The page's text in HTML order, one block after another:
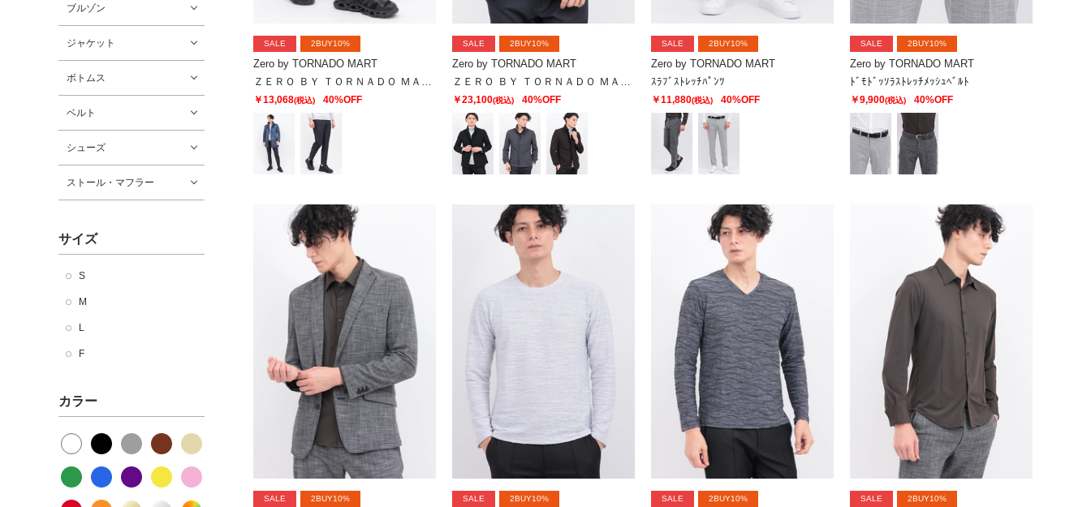
ブルゾン
ジャケット
ボトムス
ベルト
シューズ
ストール・マフラー
サイズ
S
M
L
F
カラー
SALE 2BUY10%
Zero by TORNADO MART
￥13,068(税込) 40%OFF
SALE 2BUY10%
Zero by TORNADO MART
￥23,100(税込) 40%OFF
SALE 2BUY10%
Zero by TORNADO MART
ｽﾗﾌﾞｽﾄﾚｯﾁﾊﾟﾝﾂ
￥11,880(税込) 40%OFF
SALE 2BUY10%
Zero by TORNADO MART
ﾄﾞﾓﾄﾞｯｿﾗｽﾄﾚｯﾁﾒｯｼｭﾍﾞﾙﾄ
￥9,900(税込) 40%OFF
SALE 2BUY10% SALE 2BUY10% SALE 2BUY10% SALE 2BUY10%